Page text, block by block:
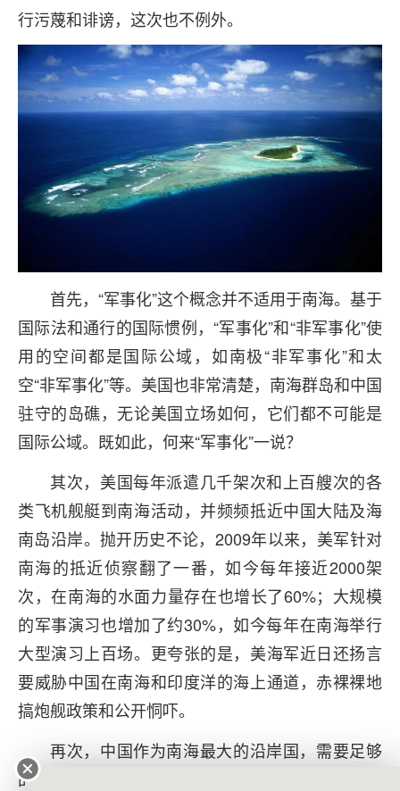
行污蔑和诽谤，这次也不例外。
首先，“军事化”这个概念并不适用于南海。基于
国际法和通行的国际惯例，“军事化”和“非军事化”使
用的空间都是国际公域，如南极“非军事化”和太
空“非军事化”等。美国也非常清楚，南海群岛和中国
驻守的岛礁，无论美国立场如何，它们都不可能是
国际公域。既如此，何来“军事化”一说？
其次，美国每年派遣几千架次和上百艘次的各
类飞机舰艇到南海活动，并频频抵近中国大陆及海
南岛沿岸。抛开历史不论，2009年以来，美军针对
南海的抵近侦察翻了一番，如今每年接近2000架
次，在南海的水面力量存在也增长了60%；大规模
的军事演习也增加了约30%，如今每年在南海举行
大型演习上百场。更夸张的是，美海军近日还扬言
要威胁中国在南海和印度洋的海上通道，赤裸裸地
搞炮舰政策和公开恫吓。
再次，中国作为南海最大的沿岸国，需要足够
的力量维护自身的主权、安全和海洋利益，也需要